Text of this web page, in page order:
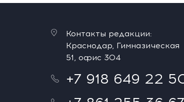
Контакты редакции:
Краснодар, Гимназическая
51, офис 304
+7 918 649 22